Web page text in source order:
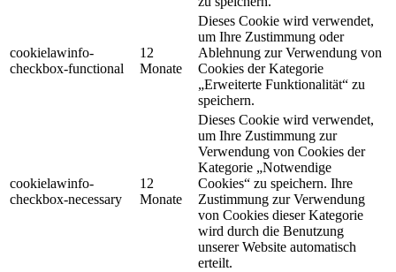
cookielawinfo-
checkbox-functional
12
Monate
Dieses Cookie wird verwendet,
um Ihre Zustimmung oder
Ablehnung zur Verwendung von
Cookies der Kategorie
„Erweiterte Funktionalität“ zu
speichern.
cookielawinfo-
checkbox-necessary
12
Monate
Dieses Cookie wird verwendet,
um Ihre Zustimmung zur
Verwendung von Cookies der
Kategorie „Notwendige
Cookies“ zu speichern. Ihre
Zustimmung zur Verwendung
von Cookies dieser Kategorie
wird durch die Benutzung
unserer Website automatisch
erteilt.